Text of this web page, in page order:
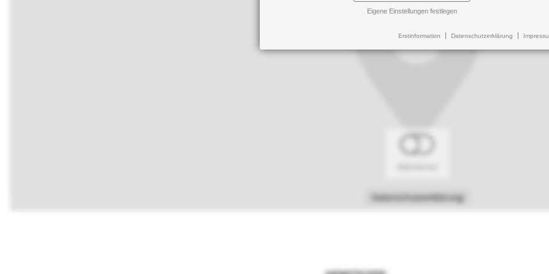
Eigene Einstellungen festlegen
Erstinformation Datenschutzerklärung
Datenschutzerklärung